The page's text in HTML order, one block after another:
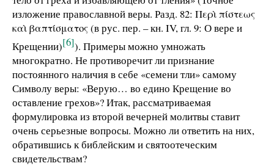
изложение православной веры. Разд. 82: Περὶ πίστεως
καὶ βαπτίσματος (в рус. пер. – кн. IV, гл. 9: О вере и
Крещении)[6]). Примеры можно умножать
многократно. Не противоречит ли признание
постоянного наличия в себе «семени тли» самому
Символу веры: «Верую… во едино Крещение во
оставление грехов»? Итак, рассматриваемая
формулировка из второй вечерней молитвы ставит
очень серьезные вопросы. Можно ли ответить на них,
обратившись к библейским и святоотеческим
свидетельствам?